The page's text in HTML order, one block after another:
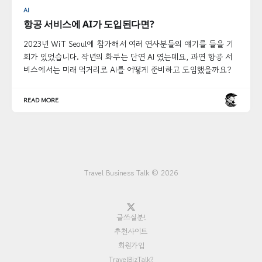
AI
항공 서비스에 AI가 도입된다면?
2023년 WiT Seoul에 참가해서 여러 연사분들의 얘기를 들을 기
회가 있었습니다. 작년의 화두는 단연 AI 였는데요, 과연 항공 서
비스에서는 미래 먹거리로 AI를 어떻게 준비하고 도입했을까요?
READ MORE
Travel Business Talk © 2026
글쓰실분!
추천사이트
회원가입
TravelBizTalk?